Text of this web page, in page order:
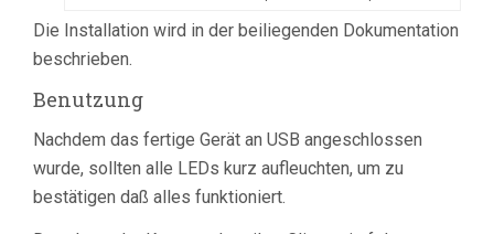
Die Installation wird in der beiliegenden Dokumentation
beschrieben.
Benutzung
Nachdem das fertige Gerät an USB angeschlossen
wurde, sollten alle LEDs kurz aufleuchten, um zu
bestätigen daß alles funktioniert.